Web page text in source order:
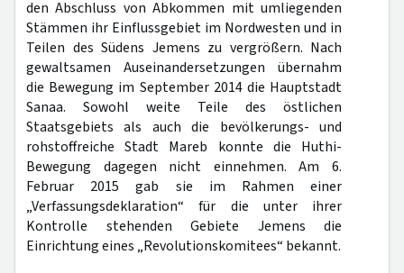
den Abschluss von Abkommen mit umliegenden
Stämmen ihr Einflussgebiet im Nordwesten und in
Teilen des Südens Jemens zu vergrößern. Nach
gewaltsamen Auseinandersetzungen übernahm
die Bewegung im September 2014 die Hauptstadt
Sanaa. Sowohl weite Teile des östlichen
Staatsgebiets als auch die bevölkerungs- und
rohstoffreiche Stadt Mareb konnte die Huthi-
Bewegung dagegen nicht einnehmen. Am 6.
Februar 2015 gab sie im Rahmen einer
„Verfassungsdeklaration“ für die unter ihrer
Kontrolle stehenden Gebiete Jemens die
Einrichtung eines „Revolutionskomitees“ bekannt.